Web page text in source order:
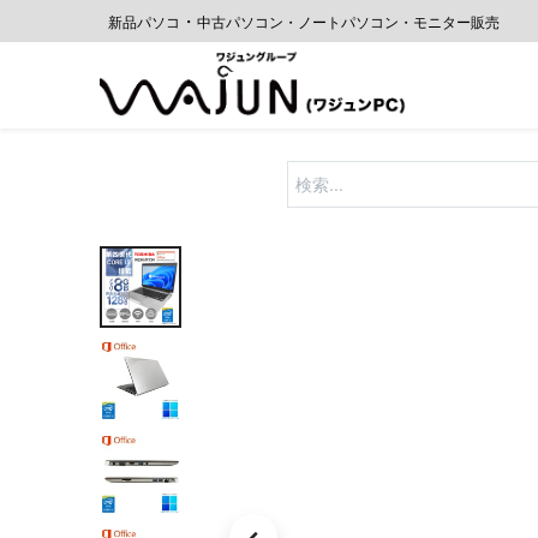
新品パソコ ・ 中古パソコン・ノートパソコン・モニター販売